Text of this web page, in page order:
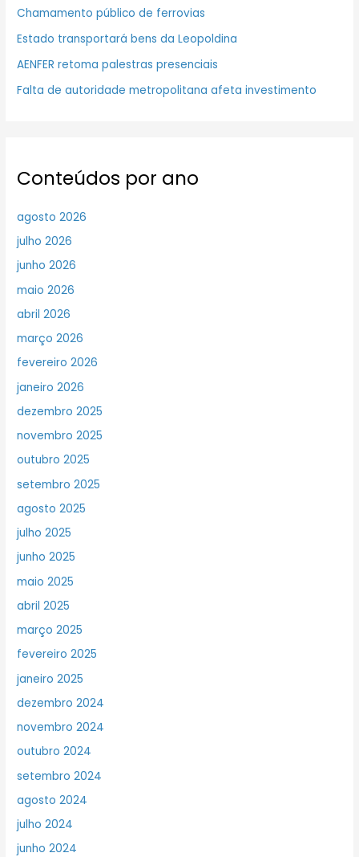
Chamamento público de ferrovias
Estado transportará bens da Leopoldina
AENFER retoma palestras presenciais
Falta de autoridade metropolitana afeta investimento
Conteúdos por ano
agosto 2026
julho 2026
junho 2026
maio 2026
abril 2026
março 2026
fevereiro 2026
janeiro 2026
dezembro 2025
novembro 2025
outubro 2025
setembro 2025
agosto 2025
julho 2025
junho 2025
maio 2025
abril 2025
março 2025
fevereiro 2025
janeiro 2025
dezembro 2024
novembro 2024
outubro 2024
setembro 2024
agosto 2024
julho 2024
junho 2024